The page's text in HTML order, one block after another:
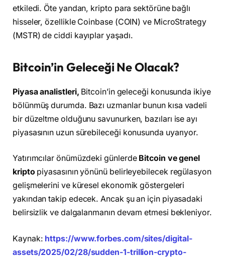
etkiledi. Öte yandan, kripto para sektörüne bağlı
hisseler, özellikle Coinbase (COIN) ve MicroStrategy
(MSTR) de ciddi kayıplar yaşadı.
Bitcoin’in Geleceği Ne Olacak?
Piyasa analistleri, Bitcoin’in geleceği konusunda ikiye
bölünmüş durumda. Bazı uzmanlar bunun kısa vadeli
bir düzeltme olduğunu savunurken, bazıları ise ayı
piyasasının uzun sürebileceği konusunda uyarıyor.
Yatırımcılar önümüzdeki günlerdeBitcoin ve genel
kriptopiyasasının yönünü belirleyebilecek regülasyon
gelişmelerini ve küresel ekonomik göstergeleri
yakından takip edecek. Ancak şu an için piyasadaki
belirsizlik ve dalgalanmanın devam etmesi bekleniyor.
Kaynak: https://www.forbes.com/sites/digital-
assets/2025/02/28/sudden-1-trillion-crypto-